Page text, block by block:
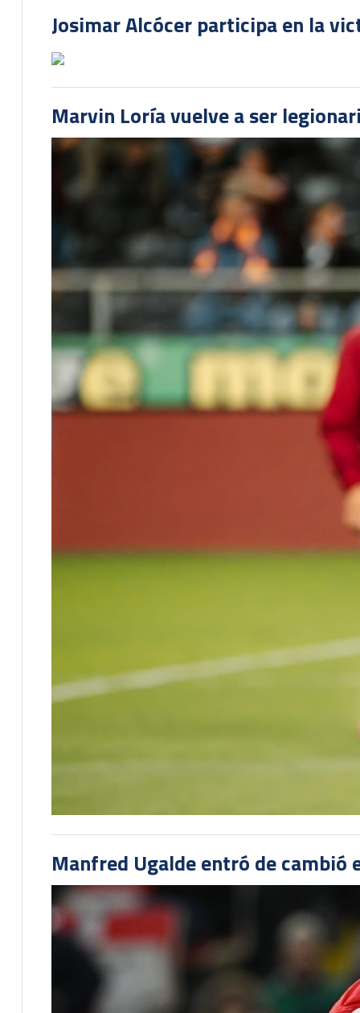
Josimar Alcócer participa en la
Marvin Loría vuelve a ser
Manfred Ugalde entró de cambió